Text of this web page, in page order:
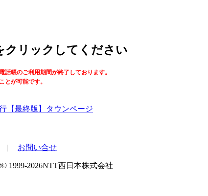
クリックしてください
話帳のご利用期間が終了しております。
とが可能です。
【最終版】タウンページ
| お問い合せ
1999-2026NTT西日本株式会社